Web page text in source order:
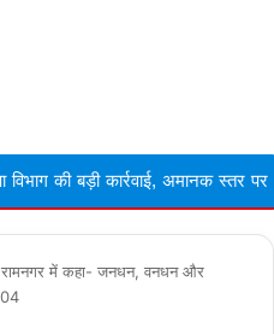
अमानक स्तर पर ...
रामनगर में कहा- जनधन, वनधन और